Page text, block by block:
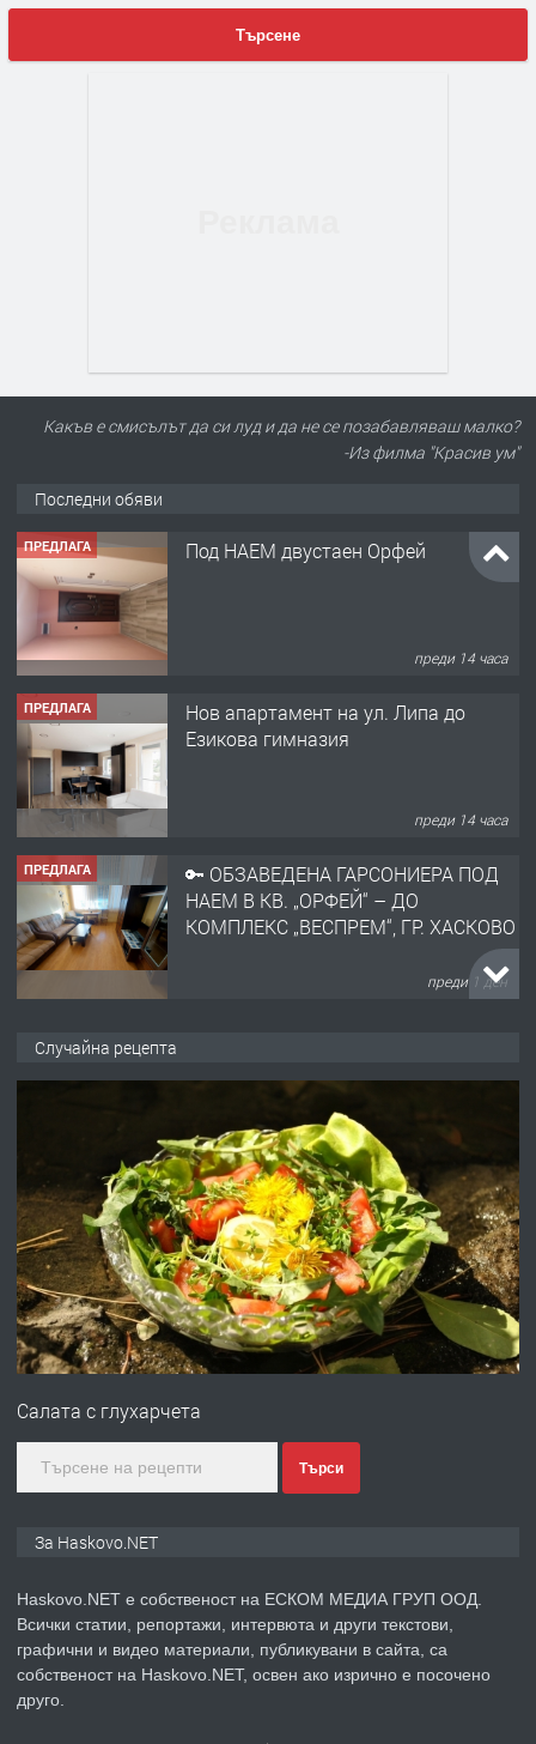
Търсене
Какъв е смисълът да си луд и да не се позабавляваш малко?
-Из филма "Красив ум"
Последни обяви
ПРЕДЛАГА Под НАЕМ двустаен Орфей
преди 14 часа
ПРЕДЛАГА
Нов апартамент на ул. Липа до
Езикова гимназия
преди 14 часа
ПРЕДЛАГА
🔑 ОБЗАВЕДЕНА ГАРСОНИЕРА ПОД
НАЕМ В КВ. „ОРФЕЙ“ – ДО
КОМПЛЕКС „ВЕСПРЕМ“, ГР. ХАСКОВО
преди 1 ден
АПАРТАМЕНТ В ЦЕНТЪРА НА ГР.
преди 2 дни
ПРЕДЛАГА Давам гараж под наем
преди 2 дни
ПРЕДЛАГА
№4120 Магазин/Офис под наем в кв.
градската градина!
преди 3 дни
ПРЕДЛАГА
Продавам парцел в гр. Хасково кв.
Случайна рецепта
Салата с глухарчета
Търси
За Haskovo.NET
Haskovo.NET е собственост на ЕСКОМ МЕДИА ГРУП ООД.
Всички статии, репортажи, интервюта и други текстови,
графични и видео материали, публикувани в сайта, са
собственост на Haskovo.NET, освен ако изрично е посочено
друго.